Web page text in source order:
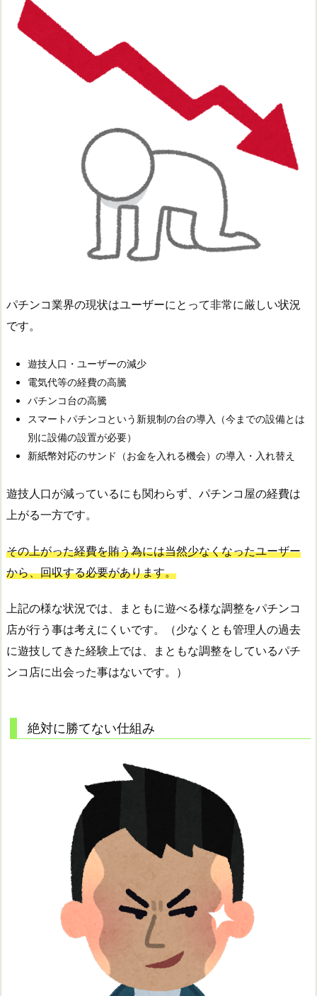
パチンコ業界の現状はユーザーにとって非常に厳しい状況
です。
遊技人口・ユーザーの減少
電気代等の経費の高騰
パチンコ台の高騰
スマートパチンコという新規制の台の導入（今までの設備とは
別に設備の設置が必要）
新紙幣対応のサンド（お金を入れる機会）の導入・入れ替え
遊技人口が減っているにも関わらず、パチンコ屋の経費は
上がる一方です。
その上がった経費を賄う為には当然少なくなったユーザー
から、回収する必要があります。
上記の様な状況では、まともに遊べる様な調整をパチンコ
店が行う事は考えにくいです。（少なくとも管理人の過去
に遊技してきた経験上では、まともな調整をしているパチ
ンコ店に出会った事はないです。）
絶対に勝てない仕組み